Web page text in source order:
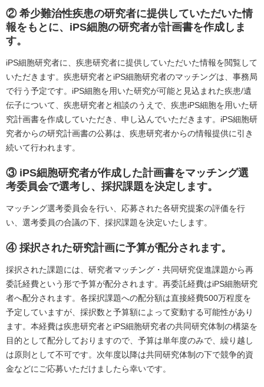
② 希少難治性疾患の研究者に提供していただいた情
報をもとに、iPS細胞の研究者が計画書を作成しま
す。
iPS細胞研究者に、疾患研究者に提供していただいた情報を閲覧して
いただきます。疾患研究者とiPS細胞研究者のマッチングは、事務局
で行う予定です。iPS細胞を用いた研究が可能と見込まれた疾患/遺
伝子について、疾患研究者と相談のうえで、疾患iPS細胞を用いた研
究計画書を作成していただき、申し込んでいただきます。iPS細胞研
究者からの研究計画書の公募は、疾患研究者からの情報提供に引き
続いて行われます。
③ iPS細胞研究者が作成した計画書をマッチング選
考委員会で選考し、採択課題を決定します。
マッチング選考委員会を行い、応募された各研究提案の評価を行
い、選考委員の合議の下、採択課題を決定いたします。
④ 採択された研究計画に予算が配分されます。
採択された課題には、研究者マッチング・共同研究促進課題から再
委託経費という形で予算が配分されます。再委託経費はiPS細胞研究
者へ配分されます。各採択課題への配分額は直接経費500万程度を
予定していますが、採択数と予算額によって変動する可能性があり
ます。本経費は疾患研究者とiPS細胞研究者の共同研究体制の構築を
目的として配分しておりますので、予算は単年度のみで、繰り越し
は原則として不可です。次年度以降は共同研究体制の下で競争的資
金などにご応募いただけましたら幸いです。